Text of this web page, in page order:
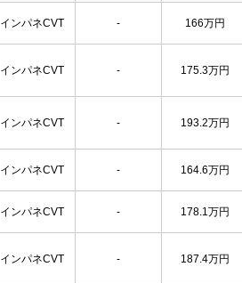
インパネCVT - 166万円
インパネCVT - 175.3万円
インパネCVT - 193.2万円
インパネCVT - 164.6万円
インパネCVT - 178.1万円
インパネCVT - 187.4万円